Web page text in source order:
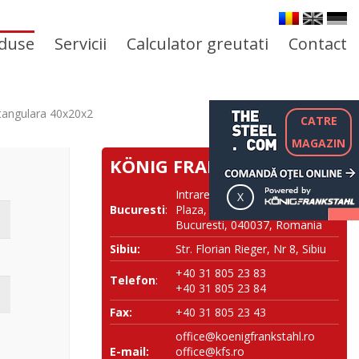
Servicii Calculator greutati Contact
40x20x2
KÖNIG FRANKSTAHL SRL
Bucuresti:
Intrarea NESTOREI nr. 1, River
Plaza, Corp B, et 10, Sector 4,
Bucuresti, 040037, Romania
Sibiu:
Str. Florian Rieger, Nr 8, Sibiu
Telefon:
+40 31 805 23 83
+40 31 805 23 84
Fax:
+40 31 805 23 43
E-mail:
office@koenigfrankstahl.ro
office@kfs.ro
CATRE
MAGAZIN